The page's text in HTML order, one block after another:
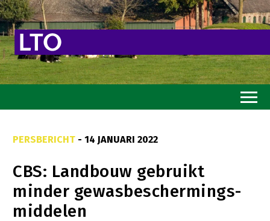
Goed eten
Mooi groen
PERSBERICHT - 14 JANUARI 2022
CBS: Landbouw gebruikt
minder gewasbeschermings-
middelen